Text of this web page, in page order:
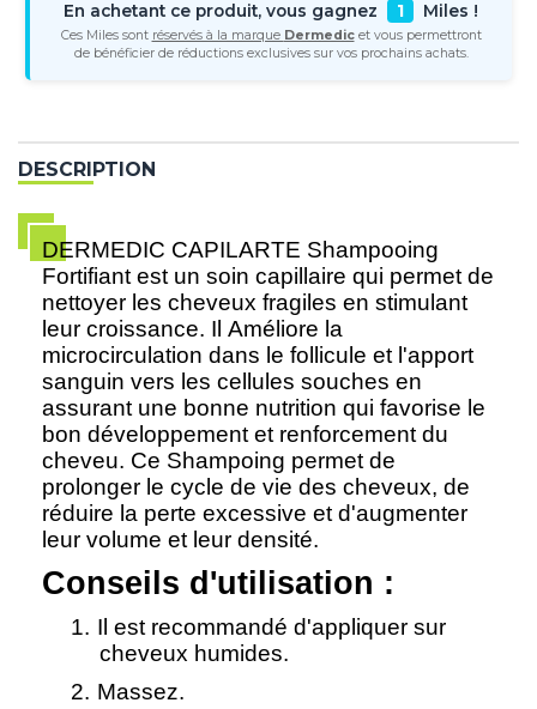
En achetant ce produit, vous gagnez 1 Miles !
Ces Miles sont réservés à la marque Dermedicet vous permettront
de bénéficier de réductions exclusives sur vos prochains achats.
DESCRIPTION
DERMEDIC CAPILARTE Shampooing
Fortifiant est un soin capillaire qui permet de
nettoyer les cheveux fragiles en stimulant
leur croissance. Il Améliore la
microcirculation dans le follicule et l'apport
sanguin vers les cellules souches en
assurant une bonne nutrition qui favorise le
bon développement et renforcement du
cheveu. Ce Shampoing permet de
prolonger le cycle de vie des cheveux, de
réduire la perte excessive et d'augmenter
leur volume et leur densité.
Conseils d'utilisation :
1. Il est recommandé d'appliquer sur
cheveux humides.
2. Massez.